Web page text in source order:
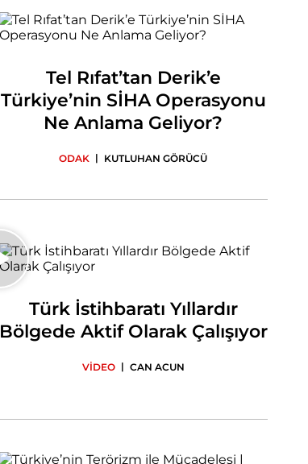
Tel Rıfat’tan Derik’e
Türkiye’nin SİHA Operasyonu
Ne Anlama Geliyor?
ODAK | KUTLUHAN GÖRÜCÜ
Türk İstihbaratı Yıllardır
Bölgede Aktif Olarak Çalışıyor
VİDEO | CAN ACUN